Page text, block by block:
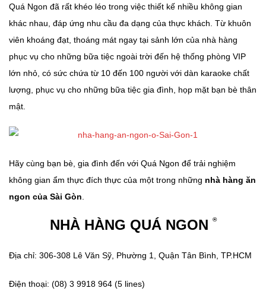
Quá Ngon đã rất khéo léo trong việc thiết kế nhiều không gian
khác nhau, đáp ứng nhu cầu đa dạng của thực khách. Từ khuôn
viên khoáng đạt, thoáng mát ngay tại sảnh lớn của nhà hàng
phục vụ cho những bữa tiệc ngoài trời đến hệ thống phòng VIP
lớn nhỏ, có sức chứa từ 10 đến 100 người với dàn karaoke chất
lượng, phục vụ cho những bữa tiệc gia đình, họp mặt bạn bè thân
mật.
Hãy cùng bạn bè, gia đình đến với Quá Ngon để trải nghiệm
không gian ẩm thực đích thực của một trong những nhà hàng ăn
ngon của Sài Gòn
NHÀ HÀNG QUÁ NGON ®
Địa chỉ: 306-308 Lê Văn Sỹ, Phường 1, Quận Tân Bình, TP.HCM
Điện thoại: (08) 3 9918 964 (5 lines)